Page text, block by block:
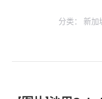
分类： 新加